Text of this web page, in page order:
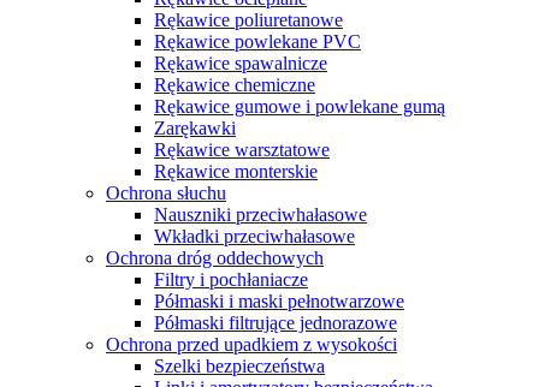
Rękawice poliuretanowe
Rękawice powlekane PVC
Rękawice spawalnicze
Rękawice chemiczne
Rękawice gumowe i powlekane gumą
Zarękawki
Rękawice warsztatowe
Rękawice monterskie
Ochrona słuchu
Nauszniki przeciwhałasowe
Wkładki przeciwhałasowe
Ochrona dróg oddechowych
Filtry i pochłaniacze
Półmaski i maski pełnotwarzowe
Półmaski filtrujące jednorazowe
Ochrona przed upadkiem z wysokości
Szelki bezpieczeństwa